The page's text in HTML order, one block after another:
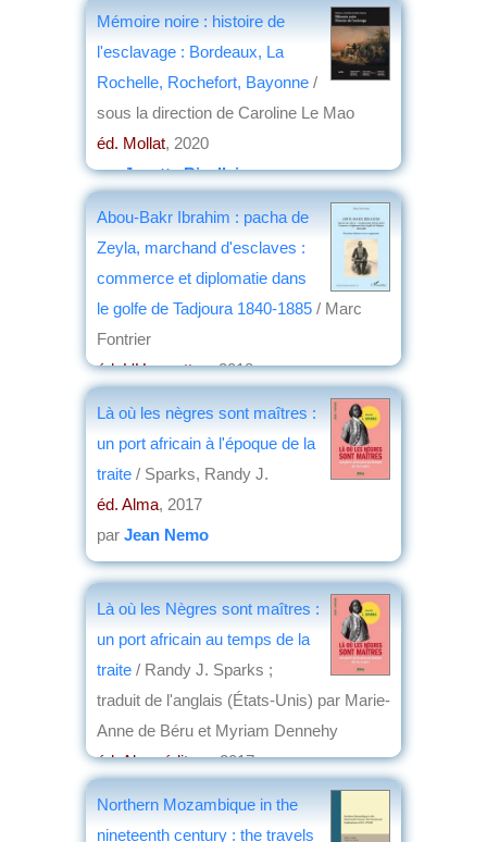
Mémoire noire : histoire de
l'esclavage : Bordeaux, La
Rochelle, Rochefort, Bayonne /
sous la direction de Caroline Le Mao
éd. Mollat, 2020
parJosette Rivallain
Abou-Bakr Ibrahim : pacha de
Zeyla, marchand d'esclaves :
commerce et diplomatie dans
le golfe de Tadjoura 1840-1885 / Marc
Fontrier
éd. L'Harmattan, 2018
Là où les nègres sont maîtres :
un port africain à l'époque de la
traite / Sparks, Randy J.
éd. Alma, 2017
par Jean Nemo
Là où les Nègres sont maîtres :
un port africain au temps de la
traite / Randy J. Sparks ;
traduit de l'anglais (États-Unis) par Marie-
Anne de Béru et Myriam Dennehy
éd. Alma éditeur, 2017
Northern Mozambique in the
nineteenth century : the travels